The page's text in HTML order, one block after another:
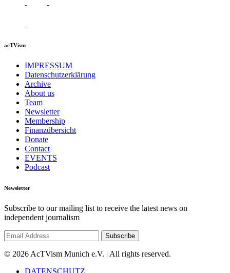
acTVism
IMPRESSUM
Datenschutzerklärung
Archive
About us
Team
Newsletter
Membership
Finanzübersicht
Donate
Contact
EVENTS
Podcast
Newsletter
Subscribe to our mailing list to receive the latest news on
independent journalism
© 2026 AcTVism Munich e.V. | All rights reserved.
DATENSCHUTZ